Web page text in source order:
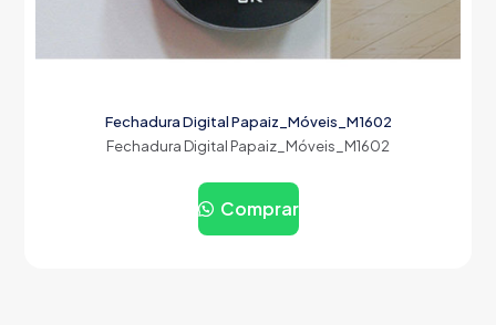
Fechadura Digital Papaiz_Móveis_M1602
Fechadura Digital Papaiz_Móveis_M1602
Comprar